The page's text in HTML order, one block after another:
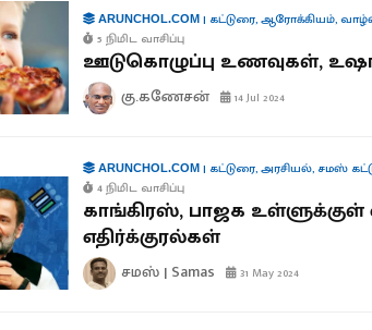
ARUNCHOL.COM| கட்டுரை,ஆரோக்கியம்,
5 நிமிட வாசிப்பு
ஊடுகொழுப்பு உணவுகள்,
கு.கணேசன் 14 Jul 2024
ARUNCHOL.COM| கட்டுரை,அரசியல், சமஸ்
4 நிமிட வாசிப்பு
காங்கிரஸ், பாஜக
எதிர்க்குரல்கள்
சமஸ் | Samas 31 May 2024